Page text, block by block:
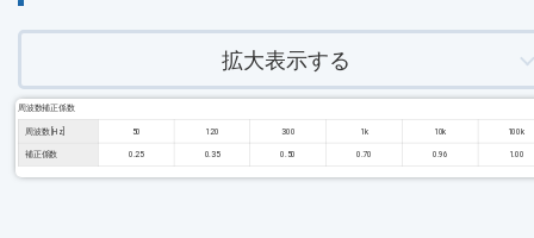
拡大表示する
周波数補正係数
周波数 [Hz] 50 120 300 1k 10k 100k
補正係数 0.25 0.35 0.50 0.70 0.96 1.00